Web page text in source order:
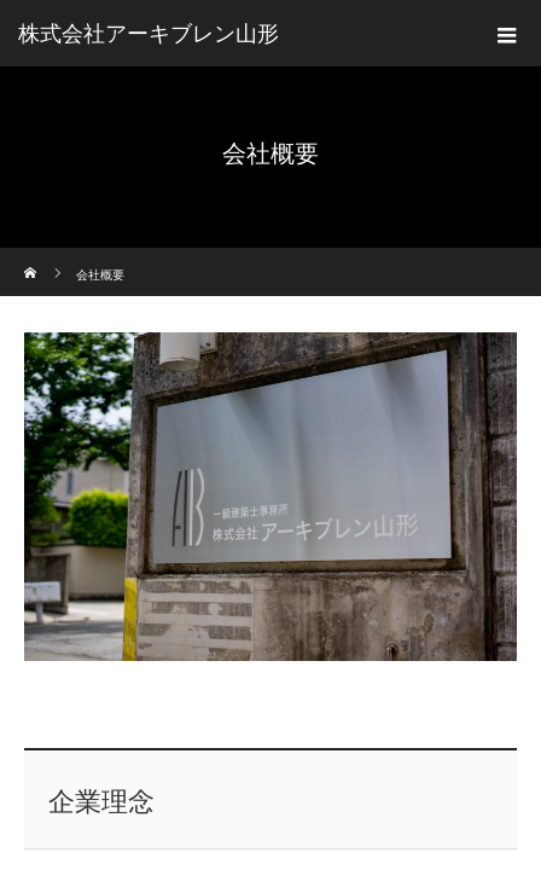
株式会社アーキブレン山形
会社概要
会社概要
企業理念